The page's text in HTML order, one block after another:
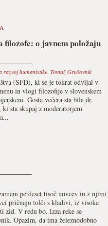
o javnem položaju
razvoj humanistike, Tomaž Grušovnik
(SFD), ki se je tokrat odvijal v
in vlogi filozofije v slovenskem
Gosta večera sta bila dr.
sta skupaj z moderatorjem
petdeset tisoč novcev in z njimi
pričnejo tolči s kladivi, iz visoke
zid. V redu bo. Izza reke se
Opazim, da ima železnodobno